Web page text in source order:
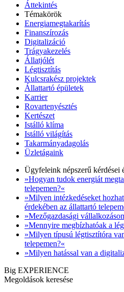
Áttekintés
Témakörök
Energiamegtakarítás
Finanszírozás
Digitalizáció
Trágyakezelés
Állatjólét
Légtisztítás
Kulcsrakész projektek
Állattartó épületek
Karrier
Rovartenyésztés
Kertészet
Istálló klíma
Istálló világítás
Takarmányadagolás
Üzletágaink
Ügyfeleink népszerű kérdései
»Hogyan tudok energiát
telepemen?«
»Milyen intézkedéseket
érdekében az állattartó
»Mezőgazdasági
»Mennyire megbízhatóak a
»Milyen típusú légtisztítóra
telepemen?«
»Milyen hatással van a
Big EXPERIENCE
Megoldások keresése